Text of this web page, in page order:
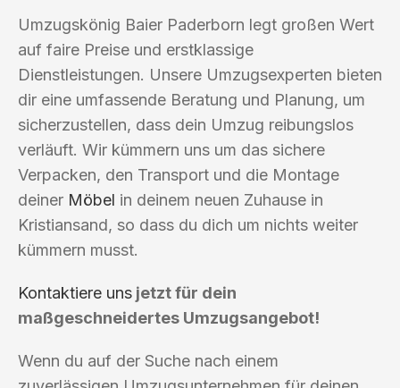
Umzugskönig Baier Paderborn legt großen Wert
auf faire Preise und erstklassige
Dienstleistungen. Unsere Umzugsexperten bieten
dir eine umfassende Beratung und Planung, um
sicherzustellen, dass dein Umzug reibungslos
verläuft. Wir kümmern uns um das sichere
Verpacken, den Transport und die Montage
deiner Möbel in deinem neuen Zuhause in
Kristiansand, so dass du dich um nichts weiter
kümmern musst.
Kontaktiere uns jetzt für dein
maßgeschneidertes Umzugsangebot!
Wenn du auf der Suche nach einem